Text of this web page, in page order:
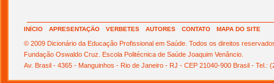
INÍCIO APRESENTAÇÃO VERBETES AUTORES CONTATO MAPA DO SITE
© 2009 Dicionário da Educação Profissional em Saúde. Todos os direitos
Fundação Oswaldo Cruz. Escola Politécnica de Saúde Joaquim Venâncio.
Av. Brasil - 4365 - Manguinhos - Rio de Janeiro - RJ - CEP 21040-900 Brasil - Tel.: